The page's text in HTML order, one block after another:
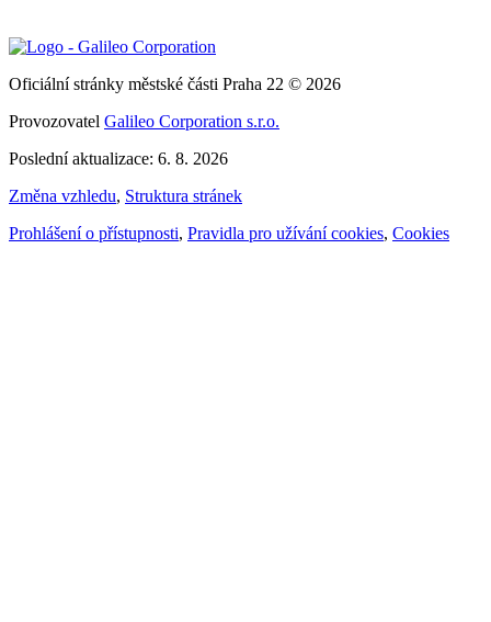
Oficiální stránky městské části Praha 22 © 2026
Provozovatel Galileo Corporation s.r.o.
Poslední aktualizace: 6. 8. 2026
Změna vzhledu, Struktura stránek
Prohlášení o přístupnosti, Pravidla pro užívání cookies, Cookies